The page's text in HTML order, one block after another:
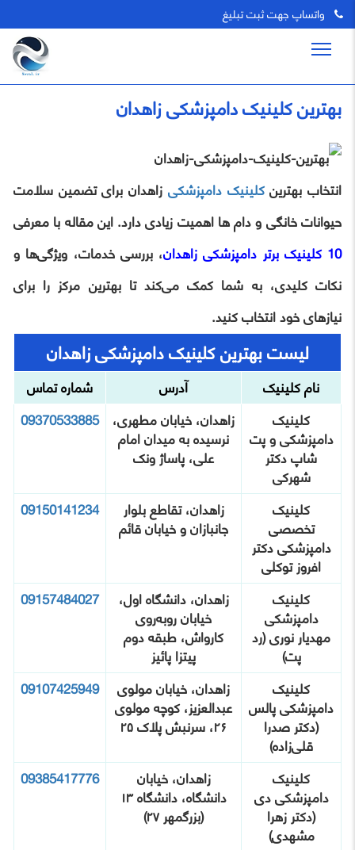
واتساپ جهت ثبت تبلیغ
بهترین کلینیک دامپزشکی زاهدان
انتخاب بهترینکلینیک دامپزشکی زاهدان برای تضمین سلامت
حیوانات خانگی و دام‌ ها اهمیت زیادی دارد. این مقاله با معرفی
10 کلینیک برتر دامپزشکی زاهدان، بررسی خدمات، ویژگی‌ها و
نکات کلیدی، به شما کمک می‌کند تا بهترین مرکز را برای
نیازهای خود انتخاب کنید.
لیست بهترین کلینیک دامپزشکی زاهدان
نام کلینیک آدرس
شماره تماس
کلینیک
دامپزشکی و پت‌
شاپ دکتر
شهرکی
زاهدان، خیابان مطهری،
نرسیده به میدان امام
علی، پاساژ ونک
09370533885
کلینیک
تخصصی
دامپزشکی دکتر
افروز توکلی
زاهدان، تقاطع بلوار
جانبازان و خیابان قائم
09150141234
کلینیک
دامپزشکی
مهدیار نوری (رد
پت)
زاهدان، دانشگاه اول،
خیابان روبه‌روی
کارواش، طبقه دوم
پیتزا پائیز
09157484027
کلینیک
دامپزشکی پالس
(دکتر صدرا
قلی‌زاده)
زاهدان، خیابان مولوی
عبدالعزیز، کوچه مولوی
۲۶، سرنبش پلاک ۲۵
09107425949
کلینیک
دامپزشکی دی
(دکتر زهرا
مشهدی)
زاهدان، خیابان
دانشگاه، دانشگاه ۱۳
(بزرگمهر ۲۷)
09385417776